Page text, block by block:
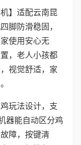
】适配云南昆
脚防滑稳固，
使用安心无
，老人小孩都
视觉舒适，家
玩法设计，支
器能自动区分鸡
障，按键清